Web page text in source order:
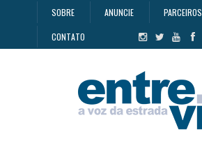
SOBRE ANUNCIE PARCEIROS
CONTATO